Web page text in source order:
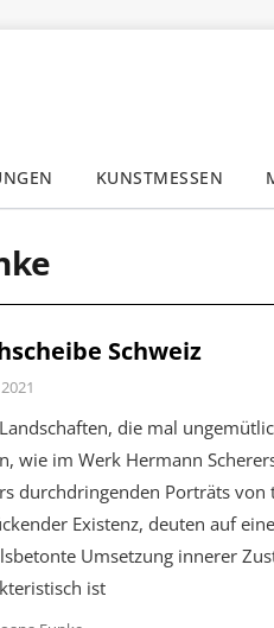
KUNSTMESSEN
Schweiz
die mal
wie im Werk Hermann
durchdringenden Porträts von
Existenz, deuten auf
Umsetzung innerer
ist